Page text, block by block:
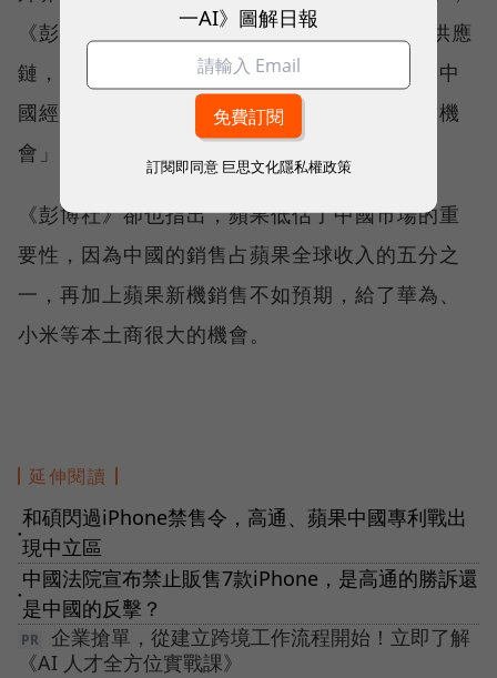
《彭博社》報導，製造iPhone和iPad的重要供應
鏈，都位在中國，若禁售令持續，將嚴重影響中
國經濟，「畢竟蘋果在中國創造了五百萬工作機
會」，蘋果表示。
《彭博社》卻也指出，蘋果低估了中國市場的重
要性，因為中國的銷售占蘋果全球收入的五分之
一，再加上蘋果新機銷售不如預期，給了華為、
小米等本土商很大的機會。
延伸閱讀
●
和碩閃過iPhone禁售令，高通、蘋果中國專利戰出
現中立區
●
中國法院宣布禁止販售7款iPhone，是高通的勝訴還
是中國的反擊？
企業搶單，從建立跨境工作流程開始！立即了解
《AI 人才全方位實戰課》
一AI》圖解日報
訂閱即同意 巨思文化隱私權政策